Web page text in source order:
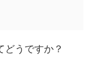
どうですか？